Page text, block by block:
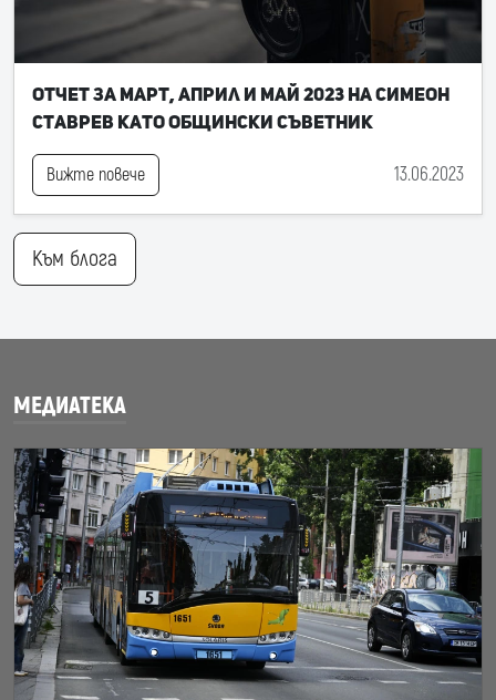
Отчет за март, април и май 2023 на Симеон
Ставрев като общински съветник
Вижте повече 13.06.2023
Към блога
МЕДИАТЕКА